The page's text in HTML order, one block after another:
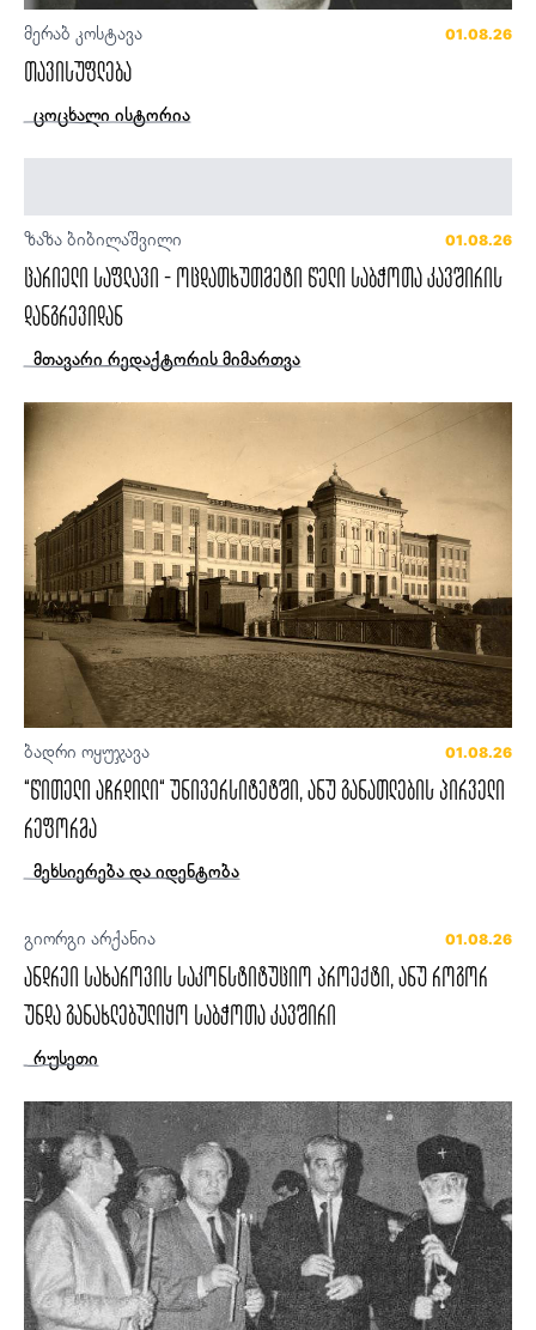
მერაბ კოსტავა 01.08.26
თავისუფლება
ცოცხალი ისტორია
ზაზა ბიბილაშვილი 01.08.26
ცარიელი საფლავი - ოცდათხუთმეტი წელი საბჭოთა კავშირის
დანგრევიდან
მთავარი რედაქტორის მიმართვა
ბადრი ოყუჯავა 01.08.26
“წითელი აჩრდილი“ უნივერსიტეტში, ანუ განათლების პირველი
რეფორმა
მეხსიერება და იდენტობა
გიორგი არქანია 01.08.26
ანდრეი სახაროვის საკონსტიტუციო პროექტი, ანუ როგორ
უნდა განახლებულიყო საბჭოთა კავშირი
რუსეთი